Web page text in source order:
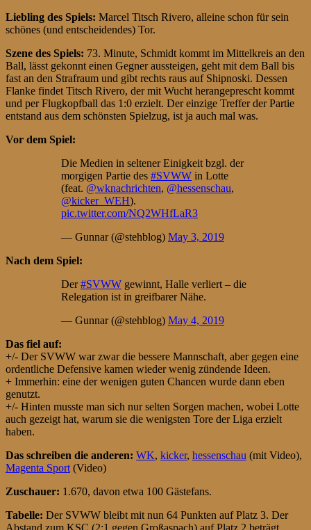
Liebling des Spiels: Marcel Titsch Rivero, alleine schon für sein
schönes (und entscheidendes) Tor.
Szene des Spiels: 73. Minute, Schmidt kommt im Mittelkreis an den
Ball, lässt gekonnt einen Gegner aussteigen, geht mit dem Ball bis
fast an den Strafraum und gibt rechts raus auf Shipnoski. Dessen
Flanke findet Titsch Rivero, der mit Wucht herangeprescht kommt
und per Flugkopfball das 1:0 erzielt. Der einzige Treffer der Partie
entstand aus dem schönsten Spielzug, ist ja auch mal was.
Vor dem Spiel:
Die Medien in seltener Einigkeit bzgl. der
morgigen Partie des #SVWW in Lotte
(feat. @wknachrichten, @hessenschau,
@kicker_WEH).
pic.twitter.com/NQ2WHfLaR3
— Gunnar (@stehblog) May 3, 2019
Nach dem Spiel:
Der#SVWW gewinnt, Halle verliert – die
Relegation ist in greifbarer Nähe.
— Gunnar (@stehblog) May 4, 2019
Das fiel auf:
+/- Der SVWW war zwar die bessere Mannschaft, aber gegen eine
ordentliche Defensive kamen wieder wenig zündende Ideen.
+ Immerhin: eine der wenigen guten Chancen wurde dann eben
genutzt.
+/- Hinten musste man sich nur selten Sorgen machen, wobei Lotte
auch gezeigt hat, warum sie die wenigsten Tore der Liga erzielt
haben.
Das schreiben die anderen: WK, kicker, hessenschau (mit Video),
Magenta Sport (Video)
Zuschauer: 1.670, davon etwa 100 Gästefans.
Tabelle: Der SVWW bleibt mit nun 64 Punkten auf Platz 3. Der
Abstand zum KSC (2:1 gegen Großaspach) auf Platz 2 beträgt